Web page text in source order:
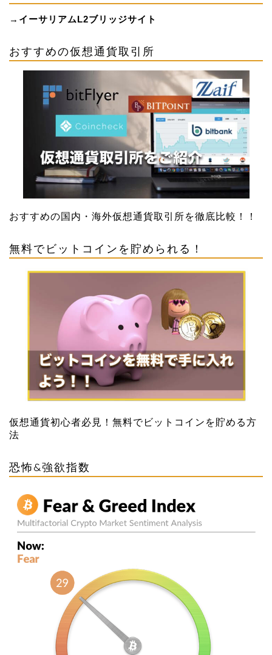
→ イーサリアムL2ブリッジサイト
おすすめの仮想通貨取引所
おすすめの国内・海外仮想通貨取引所を徹底比較！！
無料でビットコインを貯められる！
仮想通貨初心者必見！無料でビットコインを貯める方
法
恐怖&強欲指数